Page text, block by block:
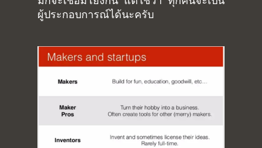
ผู้ประกอบการณ์ได้นะครับ